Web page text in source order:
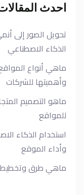
احدث
الذكاء الاصطناعي
ماهي أنواع
وأهميتها للشركات
للمواقع
استخدام الذكاء
وأداء الموقع
ماهي طرق وتخطيط